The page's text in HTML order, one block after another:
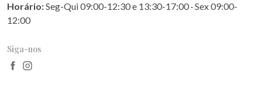
Horário:Seg-Qui 09:00-12:30 e 13:30-17:00 · Sex 09:00-
12:00
Siga-nos